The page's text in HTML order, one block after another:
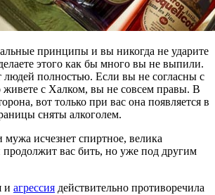
принципы и вы никогда не ударите
этого как бы много вы не выпили.
людей полностью. Если вы не согласны с
живете с Халком, вы не совсем правы. В
вот только при вас она появляется в
сняты алкоголем.
исчезнет спиртное, велика
продолжит вас бить, но уже под другим
и агрессия действительно противоречила